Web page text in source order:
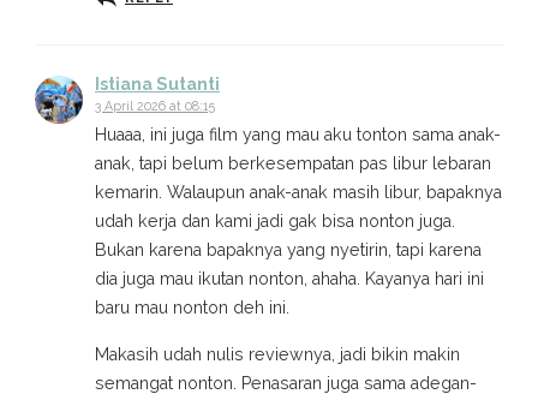
Istiana Sutanti
3 April 2026 at 08:15
Huaaa, ini juga film yang mau aku tonton sama anak-
anak, tapi belum berkesempatan pas libur lebaran
kemarin. Walaupun anak-anak masih libur, bapaknya
udah kerja dan kami jadi gak bisa nonton juga.
Bukan karena bapaknya yang nyetirin, tapi karena
dia juga mau ikutan nonton, ahaha. Kayanya hari ini
baru mau nonton deh ini.
Makasih udah nulis reviewnya, jadi bikin makin
semangat nonton. Penasaran juga sama adegan-